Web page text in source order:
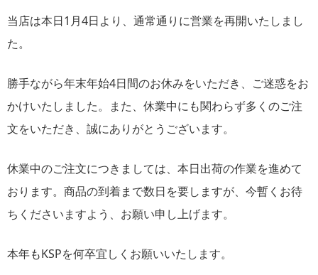
当店は本日1月4日より、通常通りに営業を再開いたしまし
た。
勝手ながら年末年始4日間のお休みをいただき、ご迷惑をお
かけいたしました。また、休業中にも関わらず多くのご注
文をいただき、誠にありがとうございます。
休業中のご注文につきましては、本日出荷の作業を進めて
おります。商品の到着まで数日を要しますが、今暫くお待
ちくださいますよう、お願い申し上げます。
本年もKSPを何卒宜しくお願いいたします。